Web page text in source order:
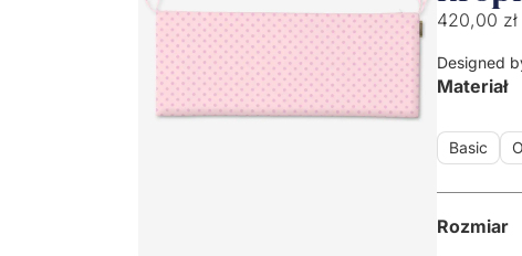
420,00 zł
Designed
Materiał
Basic
Rozmiar